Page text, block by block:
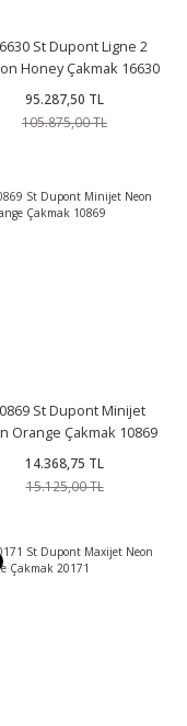
St Dupont Ligne 2
Honey Çakmak 16630
95.287,50 TL
105.875,00 TL
St Dupont Minijet
Orange Çakmak 10869
14.368,75 TL
15.125,00 TL